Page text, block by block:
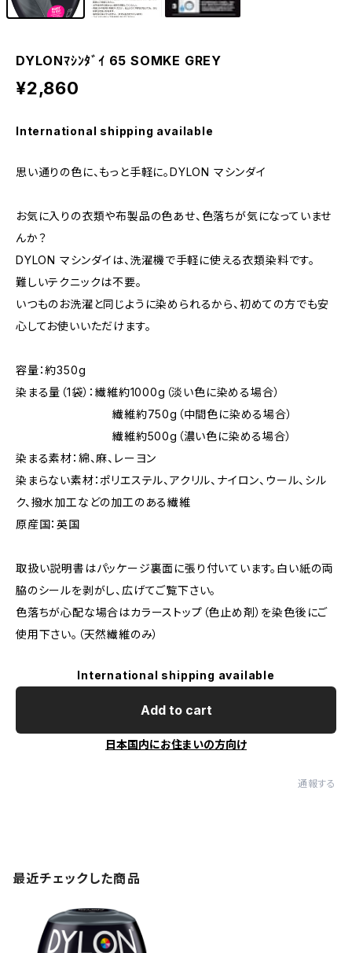
DYLONﾏｼﾝﾀﾞｲ 65 SOMKE GREY
¥2,860
International shipping available
思い通りの色に、もっと手軽に。DYLON マシンダイ
お気に入りの衣類や布製品の色あせ、色落ちが気になっていませ
んか？
DYLON マシンダイは、洗濯機で手軽に使える衣類染料です。
難しいテクニックは不要。
いつものお洗濯と同じように染められるから、初めての方でも安
心してお使いいただけます。
容量：約350g
染まる量（1袋）：繊維約1000g（淡い色に染める場合）
繊維約750g（中間色に染める場合）
繊維約500g（濃い色に染める場合）
染まる素材：綿、麻、レーヨン
染まらない素材：ポリエステル、アクリル、ナイロン、ウール、シル
ク、撥水加工などの加工のある繊維
原産国：英国
取扱い説明書はパッケージ裏面に張り付いています。白い紙の両
脇のシールを剥がし、広げてご覧下さい。
色落ちが心配な場合はカラーストップ（色止め剤）を染色後にご
使用下さい。（天然繊維のみ）
International shipping available
Add to cart
日本国内にお住まいの方向け
通報する
最近チェックした商品